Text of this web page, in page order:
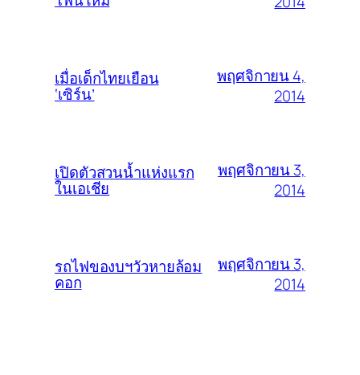
เมื่อเด็กไทยเยือน
‘เซิร์น’
พฤศจิกายน 4,
2014
เปิดตัวสวนน้ำแห่งแรก
ในเอเชีย
พฤศจิกายน 3,
2014
รถไฟของบฯวัวหายล้อม
คอก
พฤศจิกายน 3,
2014